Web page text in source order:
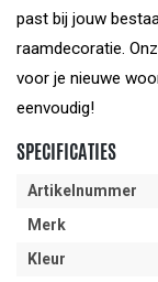
past bij jouw
raamdecoratie.
voor je nieuwe
eenvoudig!
SPECIFICATIES
Artikelnummer
Merk
Kleur